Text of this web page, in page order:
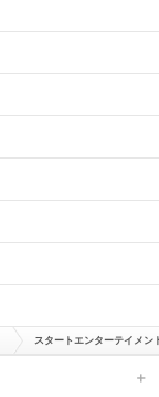
スタートエンターテイメン